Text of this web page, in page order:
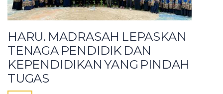
HARU. MADRASAH LEPASKAN
TENAGA PENDIDIK DAN
KEPENDIDIKAN YANG PINDAH
TUGAS